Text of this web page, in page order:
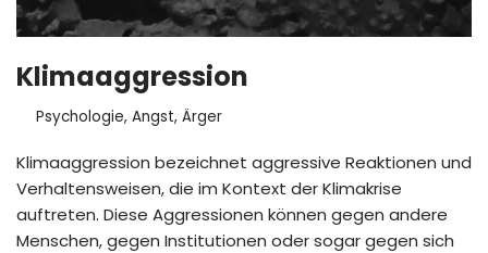
Klimaaggression
Psychologie, Angst, Ärger
Klimaaggression bezeichnet aggressive Reaktionen und
Verhaltensweisen, die im Kontext der Klimakrise
auftreten. Diese Aggressionen können gegen andere
Menschen, gegen Institutionen oder sogar gegen sich